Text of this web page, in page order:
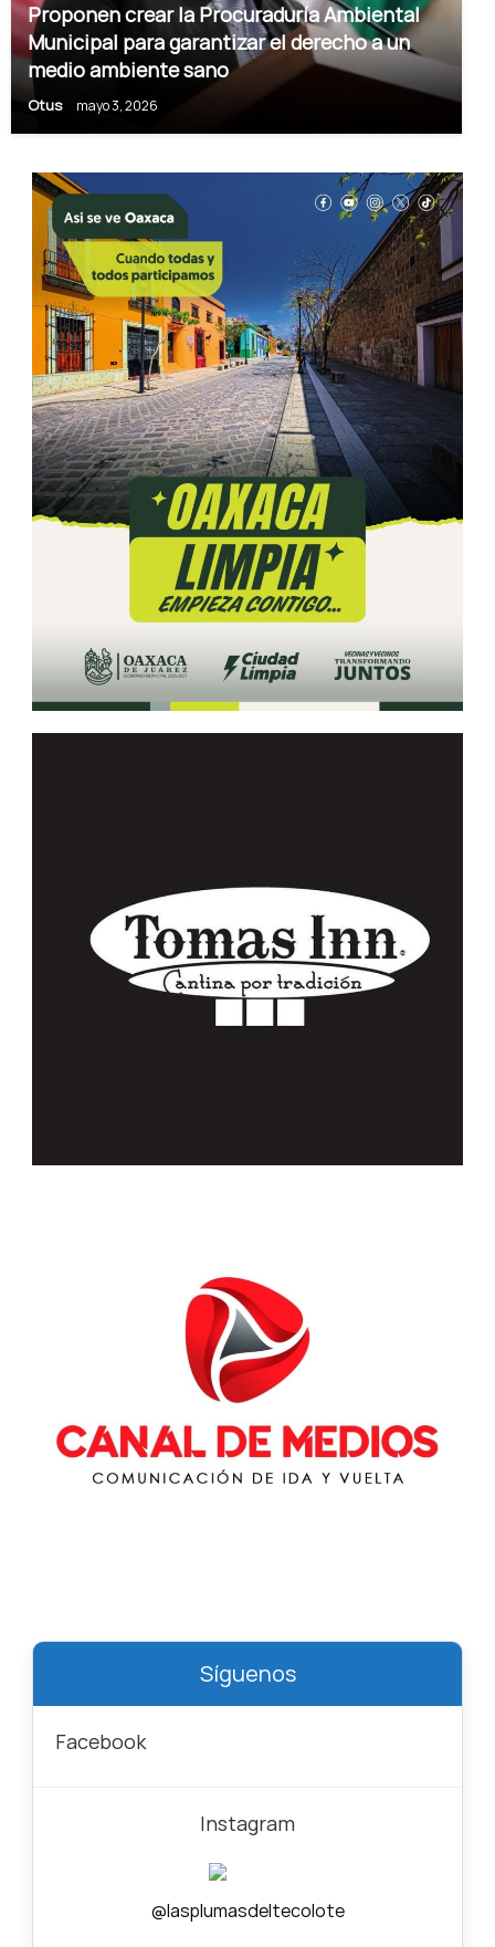
Proponen crear la Procuraduría Ambiental
Municipal para garantizar el derecho a un
medio ambiente sano
Otus mayo 3, 2026
Síguenos
Facebook
Instagram
@lasplumasdeltecolote